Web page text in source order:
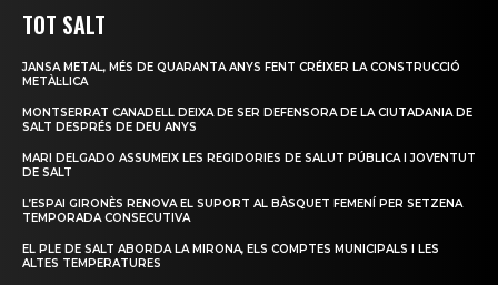
TOT SALT
JANSA METAL, MÉS DE QUARANTA ANYS FENT CRÉIXER LA CONSTRUCCIÓ
METÀL·LICA
MONTSERRAT CANADELL DEIXA DE SER DEFENSORA DE LA CIUTADANIA DE
SALT DESPRÉS DE DEU ANYS
MARI DELGADO ASSUMEIX LES REGIDORIES DE SALUT PÚBLICA I JOVENTUT
DE SALT
L’ESPAI GIRONÈS RENOVA EL SUPORT AL BÀSQUET FEMENÍ PER SETZENA
TEMPORADA CONSECUTIVA
EL PLE DE SALT ABORDA LA MIRONA, ELS COMPTES MUNICIPALS I LES
ALTES TEMPERATURES